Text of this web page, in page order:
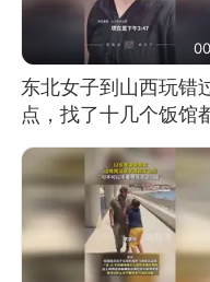
东北女子到山西玩错
点，找了十几个饭馆
开门：午休到几点